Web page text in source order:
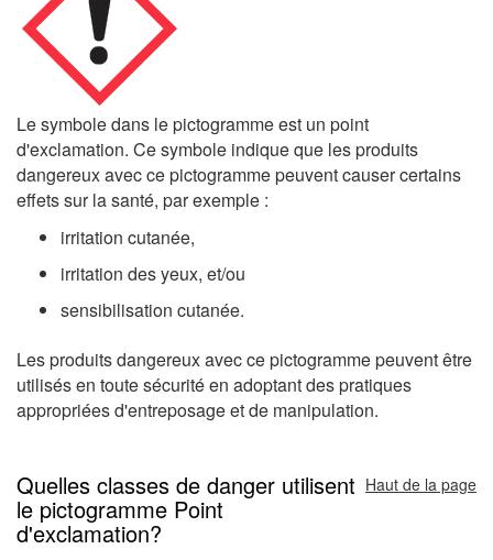
Le symbole dans le pictogramme est un point
d'exclamation. Ce symbole indique que les produits
dangereux avec ce pictogramme peuvent causer certains
effets sur la santé, par exemple :
irritation cutanée,
irritation des yeux, et/ou
sensibilisation cutanée.
Les produits dangereux avec ce pictogramme peuvent être
utilisés en toute sécurité en adoptant des pratiques
appropriées d'entreposage et de manipulation.
Quelles classes de danger utilisent
le pictogramme Point
d'exclamation?
Haut de la page